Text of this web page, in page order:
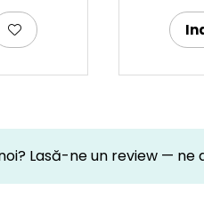
Lasă-ne un review — ne